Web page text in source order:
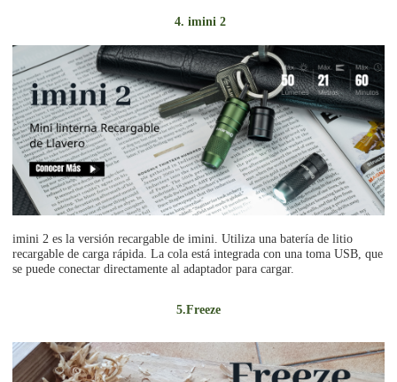
4. imini 2
imini 2 es la versión recargable de imini. Utiliza una batería de litio
recargable de carga rápida. La cola está integrada con una toma USB, que
se puede conectar directamente al adaptador para cargar.
5.Freeze